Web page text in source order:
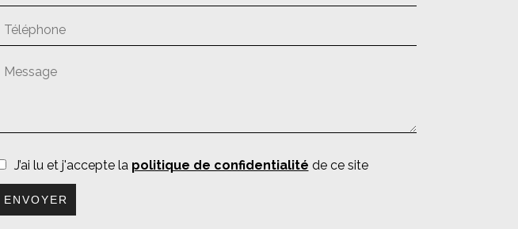
J’ai lu et j'accepte la politique de confidentialité de ce site
ENVOYER